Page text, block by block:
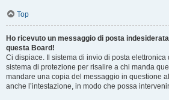
Top
Ho ricevuto un messaggio di posta
questa Board!
Ci dispiace. Il sistema di invio di posta
sistema di protezione per risalire a chi manda
mandare una copia del messaggio in questione
anche l’intestazione, in modo che possa